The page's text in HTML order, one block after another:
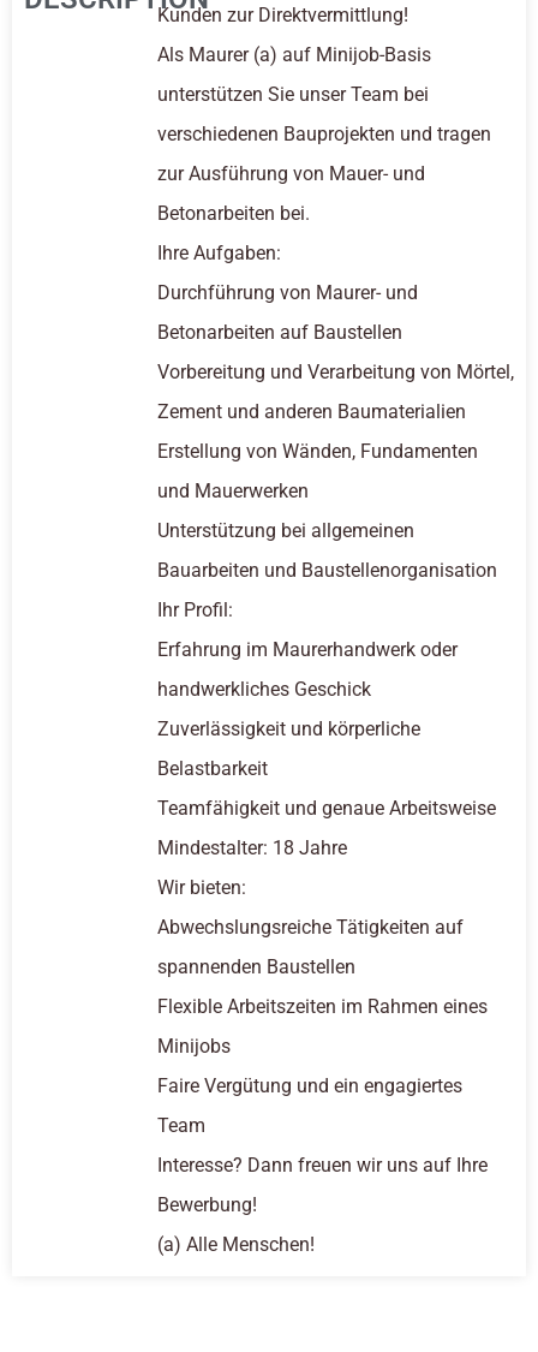
Kunden zur Direktvermittlung!
Als Maurer (a) auf Minijob-Basis
unterstützen Sie unser Team bei
verschiedenen Bauprojekten und tragen
zur Ausführung von Mauer- und
Betonarbeiten bei.
Ihre Aufgaben:
Durchführung von Maurer- und
Betonarbeiten auf Baustellen
Vorbereitung und Verarbeitung von Mörtel,
Zement und anderen Baumaterialien
Erstellung von Wänden, Fundamenten
und Mauerwerken
Unterstützung bei allgemeinen
Bauarbeiten und Baustellenorganisation
Ihr Profil:
Erfahrung im Maurerhandwerk oder
handwerkliches Geschick
Zuverlässigkeit und körperliche
Belastbarkeit
Teamfähigkeit und genaue Arbeitsweise
Mindestalter: 18 Jahre
Wir bieten:
Abwechslungsreiche Tätigkeiten auf
spannenden Baustellen
Flexible Arbeitszeiten im Rahmen eines
Minijobs
Faire Vergütung und ein engagiertes
Team
Interesse? Dann freuen wir uns auf Ihre
Bewerbung!
(a) Alle Menschen!